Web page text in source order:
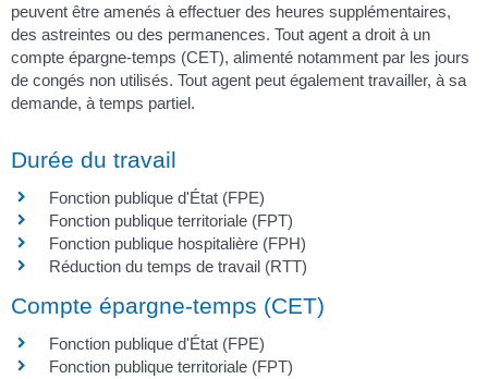
peuvent être amenés à effectuer des heures supplémentaires,
des astreintes ou des permanences. Tout agent a droit à un
compte épargne-temps (CET), alimenté notamment par les jours
de congés non utilisés. Tout agent peut également travailler, à sa
demande, à temps partiel.
Durée du travail
Fonction publique d'État (FPE)
Fonction publique territoriale (FPT)
Fonction publique hospitalière (FPH)
Réduction du temps de travail (RTT)
Compte épargne-temps (CET)
Fonction publique d'État (FPE)
Fonction publique territoriale (FPT)